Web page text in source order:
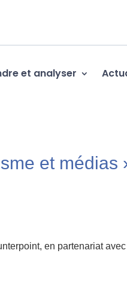
et analyser
et médias
en partenariat